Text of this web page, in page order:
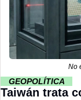
No
GEOPOLÍTICA
Taiwán trata